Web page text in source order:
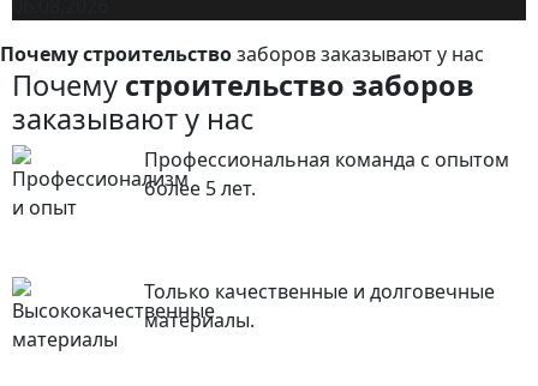
Почему строительствозаборов заказывают у нас
Почему строительство заборов
заказывают у нас
Профессиональная команда с опытом
более 5 лет.
Только качественные и долговечные
материалы.